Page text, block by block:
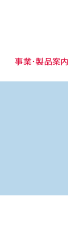
事業・製品案内